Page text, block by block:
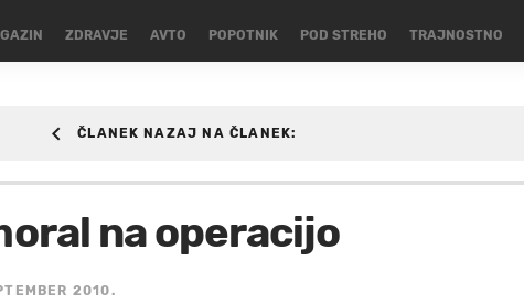
ZDRAVJE AVTO POPOTNIK POD STREHO TRAJNOSTNO
na operacijo
2010.
ČLANEK NAZAJ NA ČLANEK: